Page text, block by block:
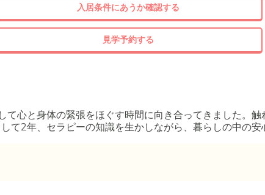
入居条件にあうか確認する
見学予約する
て心と身体の緊張をほぐす時間に向き合ってきました。
て2年、セラピーの知識を生かしながら、暮らしの中の安